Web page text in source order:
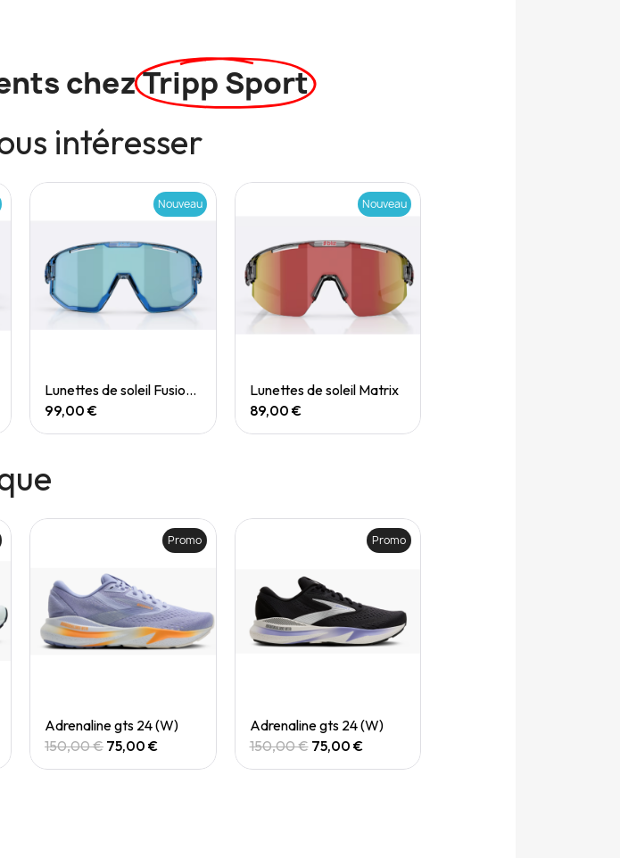
chezTripp Sport
intéresser
Quick View
Nouveau
Lunettes de soleil Fusion Small
99,00 €
Quick View
Nouveau
Lunettes de soleil Matrix
89,00 €
Quick View
Promo
Adrenaline gts 24 (W)
150,00 € 75,00 €
Quick View
Promo
Adrenaline gts 24 (W)
150,00 € 75,00 €